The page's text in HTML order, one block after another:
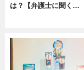
は？【弁護士に聞く…